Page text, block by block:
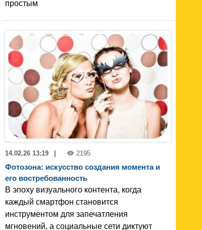
простым
14.02.26 13:19 2195
Фотозона: искусство создания момента и
его востребованность
В эпоху визуального контента, когда
каждый смартфон становится
инструментом для запечатления
мгновений, а социальные сети диктуют